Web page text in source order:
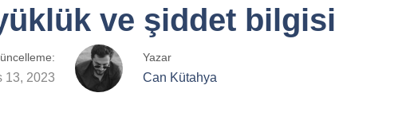
ve şiddet bilgisi
13, 2023
Yazar
Can Kütahya